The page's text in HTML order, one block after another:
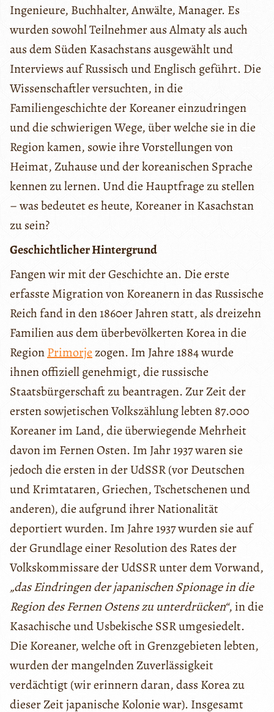
Ingenieure, Buchhalter, Anwälte, Manager. Es
wurden sowohl Teilnehmer aus Almaty als auch
aus dem Süden Kasachstans ausgewählt und
Interviews auf Russisch und Englisch geführt. Die
Wissenschaftler versuchten, in die
Familiengeschichte der Koreaner einzudringen
und die schwierigen Wege, über welche sie in die
Region kamen, sowie ihre Vorstellungen von
Heimat, Zuhause und der koreanischen Sprache
kennen zu lernen. Und die Hauptfrage zu stellen
– was bedeutet es heute, Koreaner in Kasachstan
zu sein?
Geschichtlicher Hintergrund
Fangen wir mit der Geschichte an. Die erste
erfasste Migration von Koreanern in das Russische
Reich fand in den 1860er Jahren statt, als dreizehn
Familien aus dem überbevölkerten Korea in die
RegionPrimorjezogen. Im Jahre 1884 wurde
ihnen offiziell genehmigt, die russische
Staatsbürgerschaft zu beantragen. Zur Zeit der
ersten sowjetischen Volkszählung lebten 87.000
Koreaner im Land, die überwiegende Mehrheit
davon im Fernen Osten. Im Jahr 1937 waren sie
jedoch die ersten in der UdSSR (vor Deutschen
und Krimtataren, Griechen, Tschetschenen und
anderen), die aufgrund ihrer Nationalität
deportiert wurden. Im Jahre 1937 wurden sie auf
der Grundlage einer Resolution des Rates der
Volkskommissare der UdSSR unter dem Vorwand,
„das Eindringen der japanischen Spionage in die
Region des Fernen Ostens zu unterdrücken“, in die
Kasachische und Usbekische SSR umgesiedelt.
Die Koreaner, welche oft in Grenzgebieten lebten,
wurden der mangelnden Zuverlässigkeit
verdächtigt (wir erinnern daran, dass Korea zu
dieser Zeit japanische Kolonie war). Insgesamt